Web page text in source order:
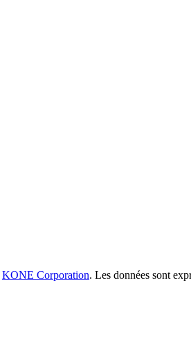
KONE Corporation. Les données sont